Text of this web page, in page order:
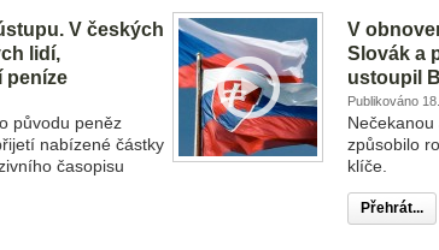
V českých
lidí,
peníze
původu peněz
nabízené částky
časopisu
V
Slovák a
ustoupil
Publikováno
způsobilo
klíče.
Přehrát...